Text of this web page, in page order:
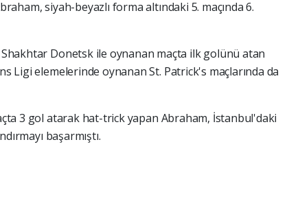
siyah-beyazlı forma altındaki 5. maçında 6.
Shakhtar Donetsk ile oynanan maçta ilk golünü atan
Ligi elemelerinde oynanan St. Patrick's maçlarında da
3 gol atarak hat-trick yapan Abraham, İstanbul'daki
başarmıştı.